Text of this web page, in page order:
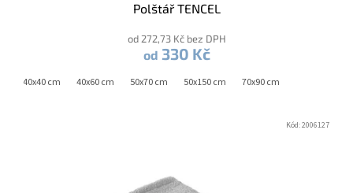
Polštář TENCEL
od 272,73 Kč bez DPH
od 330 Kč
40x40 cm 40x60 cm 50x70 cm 50x150 cm 70x90 cm
Kód:2006127